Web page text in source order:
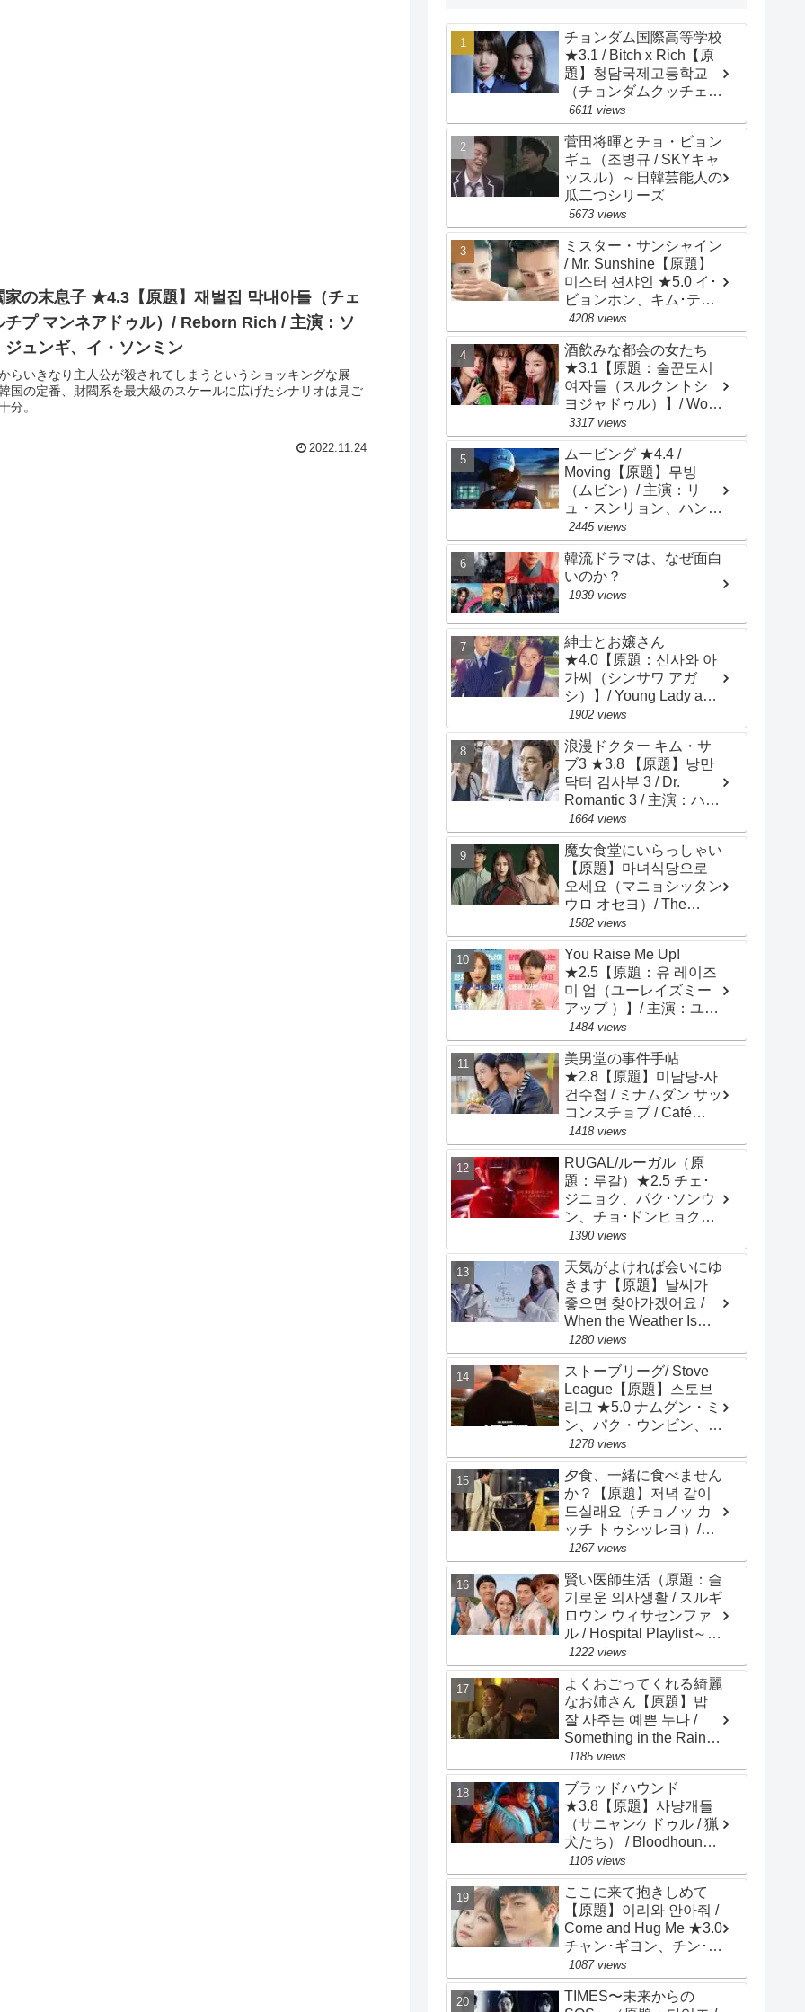
家の末息子 ★4.3【原題】재벌집 막내아들（チェ
チプ マンネアドゥル）/ Reborn Rich / 主演：ソ
ジュンギ、イ・ソンミン
らいきなり主人公が殺されてしまうというショッキングな展
国の定番、財閥系を最大級のスケールに広げたシナリオは見ご
分。
2022.11.24
チョンダム国際高等学校
★3.1 / Bitch x Rich【原
題】청담국제고등학교
（チョンダムクッチェ
コドゥンハッキョ）/
Cheongdam
International High
School / 主演：イ・ウン
セム、イェリ
6611 views
菅田将暉とチョ・ビョン
ギュ（조병규 / SKYキャ
ッスル）～日韓芸能人の
瓜二つシリーズ
5673 views
ミスター・サンシャイン
/ Mr. Sunshine【原題】
미스터 션샤인 ★5.0 イ･
ビョンホン、キム･テ
リ、ユ･ヨンソク、ピョ
ン･ヨハン、チョ･ウジ
ン、キム･ビョンチョ
ル、キム･サラン、ペ･ジ
ョンナム、チェ･ムソン
4208 views
酒飲みな都会の女たち
★3.1【原題：술꾼도시
여자들（スルクントシ
ヨジャドゥル）】/ Work
Later, Drink Now /
Drinker City Women / 主
演：イ･ソンビン、ハン･
ソナ、チョン･ウンジ
3317 views
ムービング ★4.4 /
Moving【原題】무빙
（ムビン）/ 主演：リ
ュ・スンリョン、ハン・
ヒョジュ、チョ・インソ
ン
2445 views
韓流ドラマは、なぜ面白
いのか？
1939 views
紳士とお嬢さん
★4.0【原題：신사와 아
가씨（シンサワ アガ
シ）】/ Young Lady and
Gentleman / 主演：チ･
ヒョヌ、イ･セヒ
1902 views
浪漫ドクター キム・サ
ブ3 ★3.8 【原題】낭만
닥터 김사부 3 / Dr.
Romantic 3 / 主演：ハ
ン・ソッキュ、アン・ヒ
ョソプ、イ・ソンギョン
1664 views
魔女食堂にいらっしゃい
【原題】마녀식당으로
오세요（マニョシッタン
ウロ オセヨ）/ The
Witch's Diner ★3.2 ソ
ン・ジヒョ、ナム・ジヒ
ョン
1582 views
You Raise Me Up!
★2.5【原題：유 레이즈
미 업（ユーレイズミー
アップ ）】/ 主演：ユ
ン･シユン、アン･ヒヨン
1484 views
美男堂の事件手帖
★2.8【原題】미남당-사
건수첩 / ミナムダン サッ
コンスチョプ / Café
Minamdang / 主演：ソ・
イングク、オ・ヨンソ
1418 views
RUGAL/ルーガル（原
題：루갈）★2.5 チェ･
ジニョク、パク･ソンウ
ン、チョ･ドンヒョク、
チョン･ヘイン
1390 views
天気がよければ会いにゆ
きます【原題】날씨가
좋으면 찾아가겠어요 /
When the Weather Is
Fine）★2.8 ソ・ガンジ
ュン、パク・ミニョン
1280 views
ストーブリーグ/ Stove
League【原題】스토브
리그 ★5.0 ナムグン・ミ
ン、パク・ウンビン、
オ・ジョンセ、チョ・ビ
ョンギュ
1278 views
夕食、一緒に食べません
か？【原題】저녁 같이
드실래요（チョノッ カ
ッチ トゥシッレヨ）/
Dinner Mate ★3.2 ソン･
スンホン、ソ･ジヘ
1267 views
賢い医師生活（原題：슬
기로운 의사생활 / スルギ
ロウン ウィサセンファ
ル / Hospital Playlist～
Wise Doctor Life）★4.0
チョ･ジョンソク、チョ
ン･ギョンホ、ユ･ヨンソ
ク
1222 views
よくおごってくれる綺麗
なお姉さん【原題】밥
잘 사주는 예쁜 누나 /
Something in the Rain～
Pretty Sister Who Buys
Me Food ★3.0 ソン・イ
ェジン、チョン・ヘイン
1185 views
ブラッドハウンド
★3.8【原題】사냥개들
（サニャンケドゥル / 猟
犬たち） / Bloodhounds
/ 主演：ウ・ドファン、
イ・サンイ
1106 views
ここに来て抱きしめて
【原題】이리와 안아줘 /
Come and Hug Me ★3.0
チャン･ギヨン、チン･キ
ジュ、ナム･ダルム、リ
ュ･ハンビ、ホ･ジュノ
1087 views
TIMES〜未来からの